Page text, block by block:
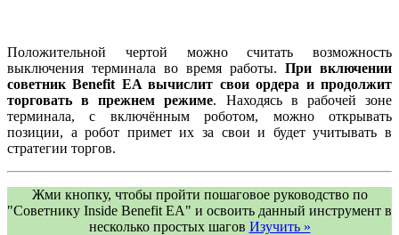
Положительной чертой можно считать возможность
выключения терминала во время работы. При включении
советник Benefit EA вычислит свои ордера и продолжит
торговать в прежнем режиме. Находясь в рабочей зоне
терминала, с включённым роботом, можно открывать
позиции, а робот примет их за свои и будет учитывать в
стратегии торгов.
Жми кнопку, чтобы пройти пошаговое руководство по
"Советнику Inside Benefit EA" и освоить данный инструмент в
несколько простых шагов Изучить »